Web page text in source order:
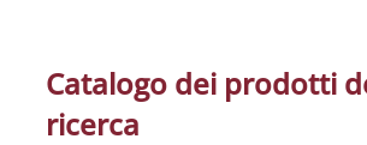
Catalogo dei prodotti
ricerca